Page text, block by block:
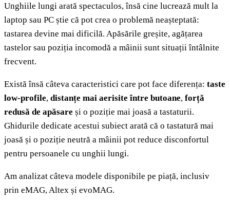
Unghiile lungi arată spectaculos, însă cine lucrează mult la
laptop sau PC știe că pot crea o problemă neașteptată:
tastarea devine mai dificilă. Apăsările greșite, agățarea
tastelor sau poziția incomodă a mâinii sunt situații întâlnite
frecvent.
Există însă câteva caracteristici care pot face diferența: taste
low-profile, distanțe mai aerisite între butoane, forță
redusă de apăsare și o poziție mai joasă a tastaturii.
Ghidurile dedicate acestui subiect arată că o tastatură mai
joasă și o poziție neutră a mâinii pot reduce disconfortul
pentru persoanele cu unghii lungi.
Am analizat câteva modele disponibile pe piață, inclusiv
prin eMAG, Altex și evoMAG.